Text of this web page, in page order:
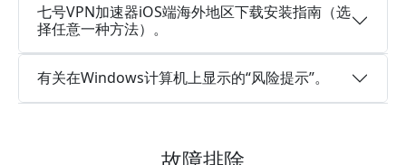
七号VPN加速器iOS端海外地区下载安装指南（选
择任意一种方法）。
有关在Windows计算机上显示的“风险提示”。
故障排除